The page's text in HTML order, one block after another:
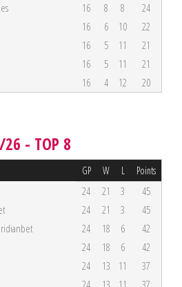
16 8 8
24
16 6 10
22
16 5 11
21
16 5 11
21
16 4 12 20
26 - TOP 8
GP W L Points
24 21 3
45
24 21 3
45
24 18 6
42
24 18 6
42
24 13 11
37